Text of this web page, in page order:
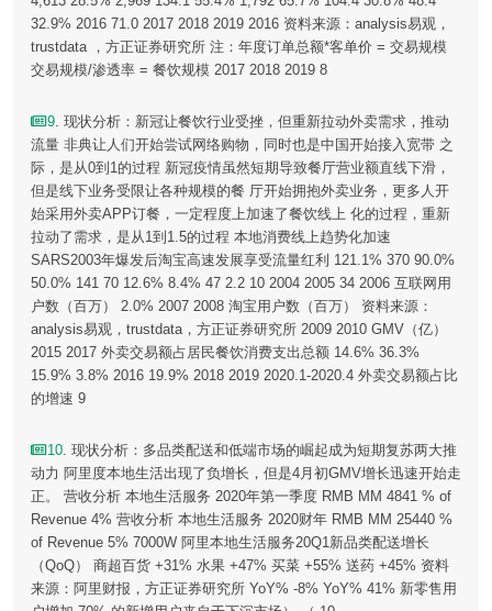
32.9% 2016 71.0 2017 2018 2019 2016 资料来源：analysis易观，
trustdata ，方正证券研究所 注：年度订单总额*客单价 = 交易规模
交易规模/渗透率 = 餐饮规模 2017 2018 2019 8
9. 现状分析：新冠让餐饮行业受挫，但重新拉动外卖需求，推动
流量 非典让人们开始尝试网络购物，同时也是中国开始接入宽带 之
际，是从0到1的过程 新冠疫情虽然短期导致餐厅营业额直线下滑，
但是线下业务受限让各种规模的餐 厅开始拥抱外卖业务，更多人开
始采用外卖APP订餐，一定程度上加速了餐饮线上 化的过程，重新
拉动了需求，是从1到1.5的过程 本地消费线上趋势化加速
SARS2003年爆发后淘宝高速发展享受流量红利 121.1% 370 90.0%
50.0% 141 70 12.6% 8.4% 47 2.2 10 2004 2005 34 2006 互联网用
户数（百万） 2.0% 2007 2008 淘宝用户数（百万） 资料来源：
analysis易观，trustdata，方正证券研究所 2009 2010 GMV（亿）
2015 2017 外卖交易额占居民餐饮消费支出总额 14.6% 36.3%
15.9% 3.8% 2016 19.9% 2018 2019 2020.1-2020.4 外卖交易额占比
的增速 9
10. 现状分析：多品类配送和低端市场的崛起成为短期复苏两大推
动力 阿里度本地生活出现了负增长，但是4月初GMV增长迅速开始走
正。 营收分析 本地生活服务 2020年第一季度 RMB MM 4841 % of
Revenue 4% 营收分析 本地生活服务 2020财年 RMB MM 25440 %
of Revenue 5% 7000W 阿里本地生活服务20Q1新品类配送增长
（QoQ） 商超百货 +31% 水果 +47% 买菜 +55% 送药 +45% 资料
来源：阿里财报，方正证券研究所 YoY% -8% YoY% 41% 新零售用